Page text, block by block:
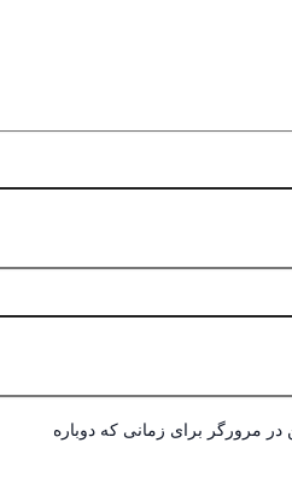
مرورگر برای زمانی که دوباره